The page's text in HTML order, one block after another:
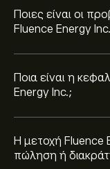
Ποιες είναι οι
Fluence Energy
Ποια είναι η
Energy Inc.;
Η μετοχή Fluence
πώληση ή